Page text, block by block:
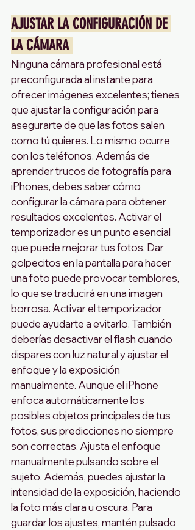
AJUSTAR LA CONFIGURACIÓN DE
LA CÁMARA
Ninguna cámara profesional está
preconfigurada al instante para
ofrecer imágenes excelentes; tienes
que ajustar la configuración para
asegurarte de que las fotos salen
como tú quieres. Lo mismo ocurre
con los teléfonos. Además de
aprender trucos de fotografía para
iPhones, debes saber cómo
configurar la cámara para obtener
resultados excelentes. Activar el
temporizador es un punto esencial
que puede mejorar tus fotos. Dar
golpecitos en la pantalla para hacer
una foto puede provocar temblores,
lo que se traducirá en una imagen
borrosa. Activar el temporizador
puede ayudarte a evitarlo. También
deberías desactivar el flash cuando
dispares con luz natural y ajustar el
enfoque y la exposición
manualmente. Aunque el iPhone
enfoca automáticamente los
posibles objetos principales de tus
fotos, sus predicciones no siempre
son correctas. Ajusta el enfoque
manualmente pulsando sobre el
sujeto. Además, puedes ajustar la
intensidad de la exposición, haciendo
la foto más clara u oscura. Para
guardar los ajustes, mantén pulsado